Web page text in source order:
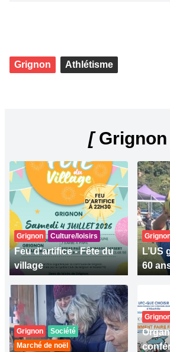
Grignon Athlétisme
[Grignon
Grignon Culture/loisirs
Feu d'artifice - Fête du
village
L’US
60
Grignon
Société
Marché de noël